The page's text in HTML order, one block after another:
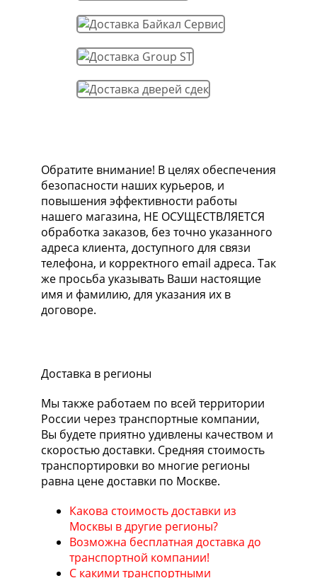
Обратите внимание! В целях обеспечения
безопасности наших курьеров, и
повышения эффективности работы
нашего магазина, НЕ ОСУЩЕСТВЛЯЕТСЯ
обработка заказов, без точно указанного
адреса клиента, доступного для связи
телефона, и корректного email адреса. Так
же просьба указывать Ваши настоящие
имя и фамилию, для указания их в
договоре.
Доставка в регионы
Мы также работаем по всей территории
России через транспортные компании,
Вы будете приятно удивлены качеством и
скоростью доставки. Средняя стоимость
транспортировки во многие регионы
равна цене доставки по Москве.
Какова стоимость доставки из
Москвы в другие регионы?
Возможна бесплатная доставка до
транспортной компании!
С какими транспортными